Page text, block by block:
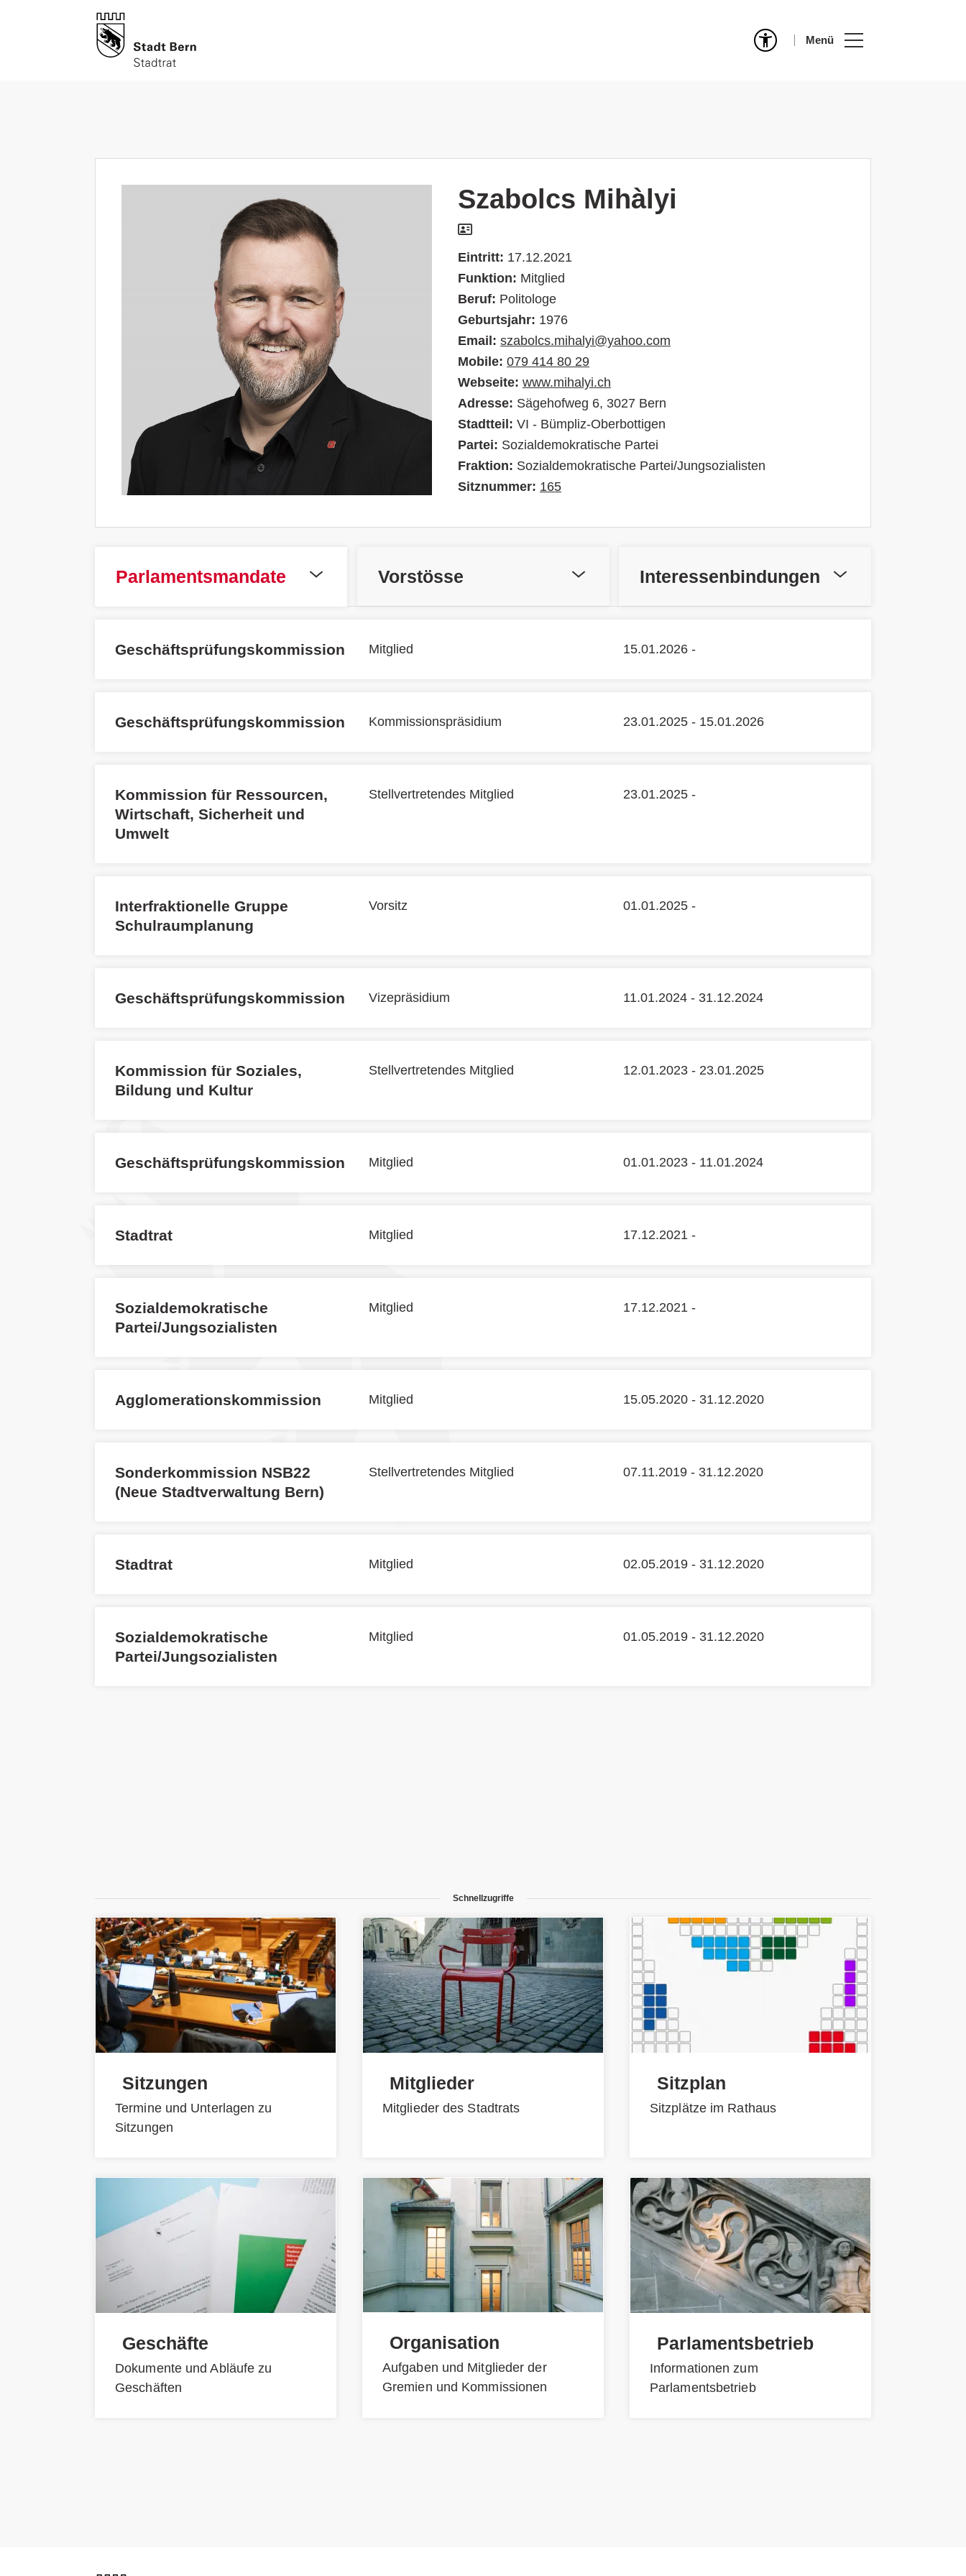
Menü
Szabolcs Mihàlyi
Eintritt: 17.12.2021
Funktion: Mitglied
Beruf: Politologe
Geburtsjahr: 1976
Email: szabolcs.mihalyi@yahoo.com
Mobile: 079 414 80 29
Webseite: www.mihalyi.ch
Adresse: Sägehofweg 6, 3027 Bern
Stadtteil: VI - Bümpliz-Oberbottigen
Partei: Sozialdemokratische Partei
Fraktion: Sozialdemokratische Partei/Jungsozialisten
Sitznummer: 165
Parlamentsmandate Vorstösse Interessenbindungen
Geschäftsprüfungskommission Mitglied 15.01.2026 -
Geschäftsprüfungskommission Kommissionspräsidium 23.01.2025 - 15.01.2026
Kommission für Ressourcen,
Wirtschaft, Sicherheit und
Umwelt
Stellvertretendes Mitglied 23.01.2025 -
Interfraktionelle Gruppe
Schulraumplanung
Vorsitz 01.01.2025 -
Geschäftsprüfungskommission Vizepräsidium 11.01.2024 - 31.12.2024
Kommission für Soziales,
Bildung und Kultur
Stellvertretendes Mitglied 12.01.2023 - 23.01.2025
Geschäftsprüfungskommission Mitglied 01.01.2023 - 11.01.2024
Stadtrat Mitglied 17.12.2021 -
Sozialdemokratische
Partei/Jungsozialisten
Mitglied 17.12.2021 -
Agglomerationskommission Mitglied 15.05.2020 - 31.12.2020
Sonderkommission NSB22
(Neue Stadtverwaltung Bern)
Stellvertretendes Mitglied 07.11.2019 - 31.12.2020
Stadtrat Mitglied 02.05.2019 - 31.12.2020
Sozialdemokratische
Partei/Jungsozialisten
Mitglied 01.05.2019 - 31.12.2020
Schnellzugriffe
Sitzungen
Termine und Unterlagen zu
Sitzungen
Geschäfte
Dokumente und Abläufe zu
Geschäften
Mitglieder
Mitglieder des Stadtrats
Organisation
Aufgaben und Mitglieder der
Gremien und Kommissionen
Sitzplan
Sitzplätze im Rathaus
Parlamentsbetrieb
Informationen zum
Parlamentsbetrieb